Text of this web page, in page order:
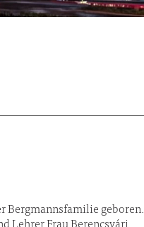
Bergmannsfamilie geboren.
Lehrer Frau Berencsvári